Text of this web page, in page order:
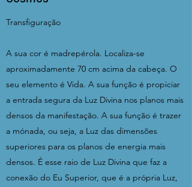
Transfiguração
A sua cor é madrepérola. Localiza-se
aproximadamente 70 cm acima da cabeça. O
seu elemento é Vida. A sua função é propiciar
a entrada segura da Luz Divina nos planos mais
densos da manifestação. A sua função é trazer
a mónada, ou seja, a Luz das dimensões
superiores para os planos de energia mais
densos. É esse raio de Luz Divina que faz a
conexão do Eu Superior, que é a própria Luz,